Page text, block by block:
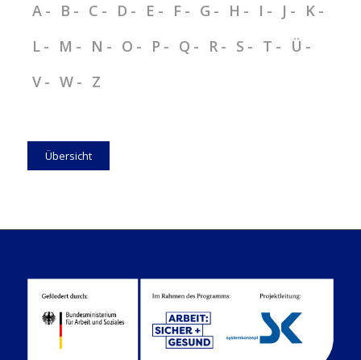
A B C D E F G H I J
K
L
M N O P Q R S T
Ü
V
W Z
Übersicht